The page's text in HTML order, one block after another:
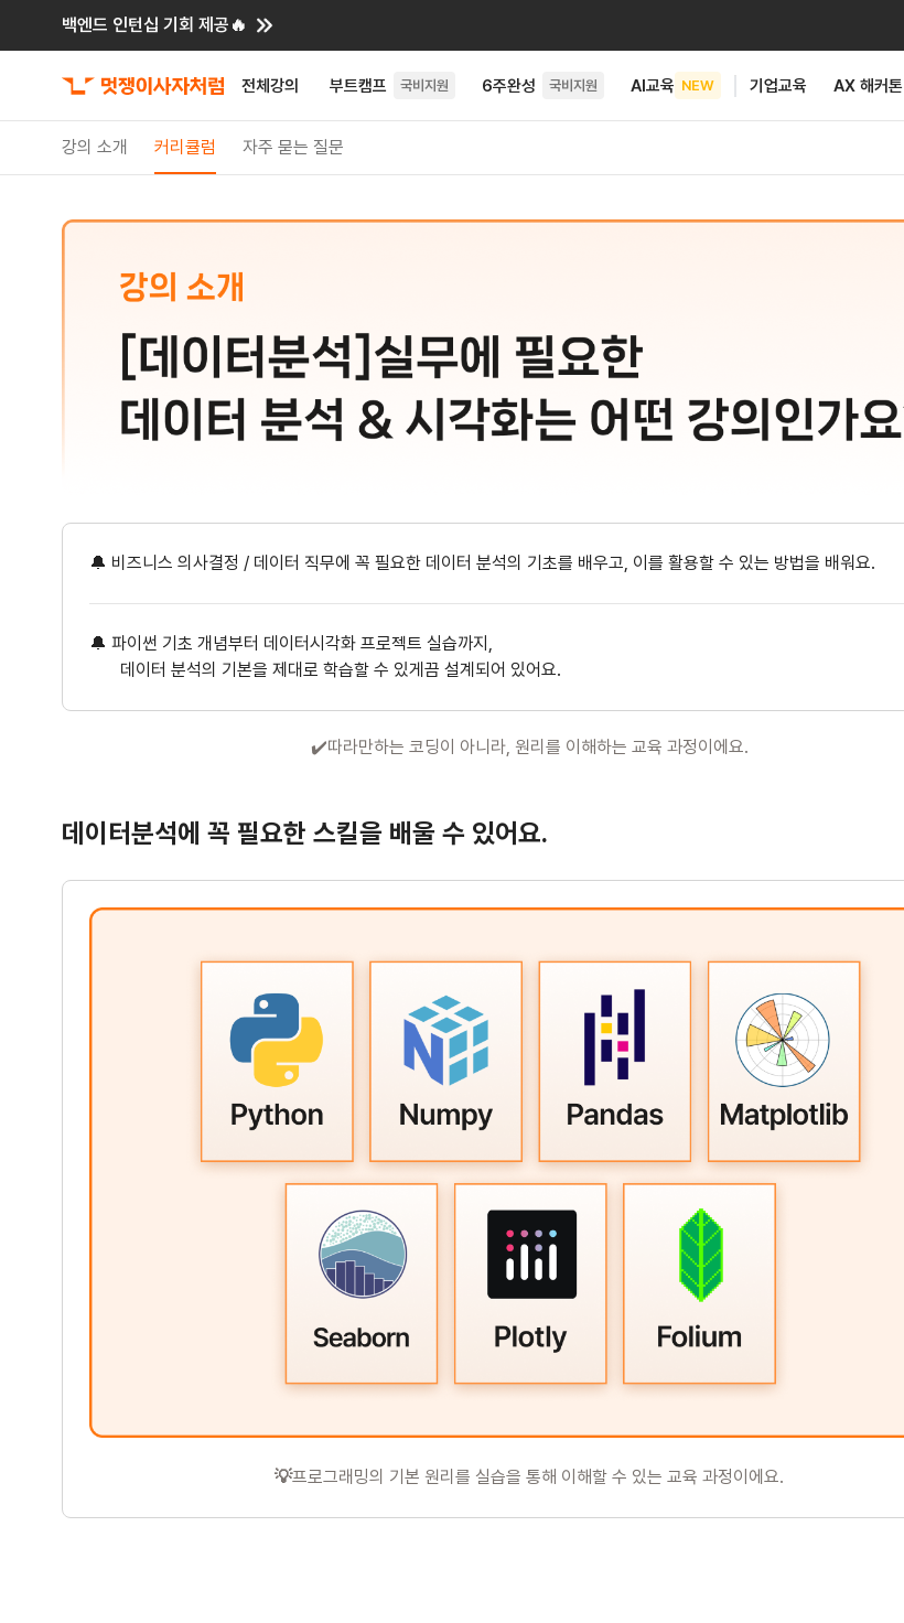
백엔드 인턴십 기회 제공🔥
전체강의 부트캠프 국비지원 6주완성 국비지원 AI교육 NEW 기업교육 AX 해커톤
강의 소개 커리큘럼 자주 묻는 질문
🔔 비즈니스 의사결정 / 데이터 직무에 꼭 필요한 데이터 분석의 기초를 배우고, 이를 활용할 수 있는 방법을 배워요.
🔔 파이썬 기초 개념부터 데이터시각화 프로젝트 실습까지,
데이터 분석의 기본을 제대로 학습할 수 있게끔 설계되어 있어요.
✔️따라만하는 코딩이 아니라, 원리를 이해하는 교육 과정이에요.
데이터분석에 꼭 필요한 스킬을 배울 수 있어요.
💡프로그래밍의 기본 원리를 실습을 통해 이해할 수 있는 교육 과정이에요.